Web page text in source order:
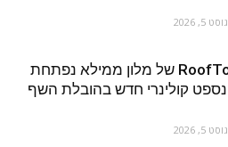
5, 2026
מסעדת ה-RoofTop של מלון ממילא נפתחת
קולינרי חדש בהובלת השף
5, 2026